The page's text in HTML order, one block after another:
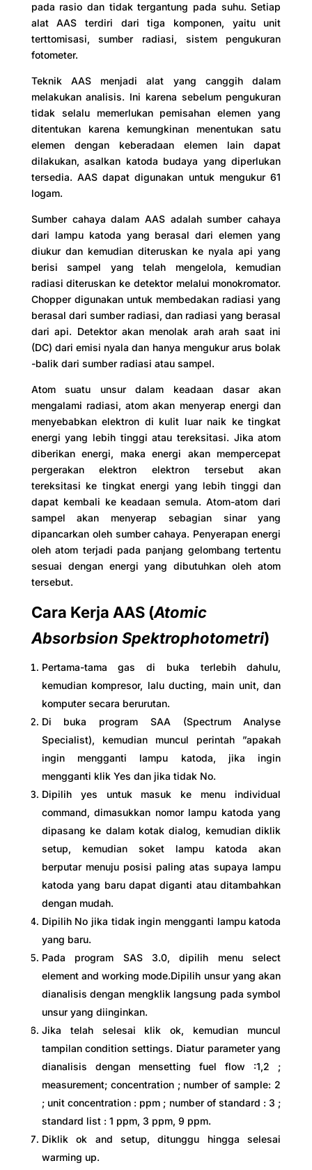
pada rasio dan tidak tergantung pada suhu. Setiap
alat AAS terdiri dari tiga komponen, yaitu unit
terttomisasi, sumber radiasi, sistem pengukuran
fotometer.
Teknik AAS menjadi alat yang canggih dalam
melakukan analisis. Ini karena sebelum pengukuran
tidak selalu memerlukan pemisahan elemen yang
ditentukan karena kemungkinan menentukan satu
elemen dengan keberadaan elemen lain dapat
dilakukan, asalkan katoda budaya yang diperlukan
tersedia. AAS dapat digunakan untuk mengukur 61
logam.
Sumber cahaya dalam AAS adalah sumber cahaya
dari lampu katoda yang berasal dari elemen yang
diukur dan kemudian diteruskan ke nyala api yang
berisi sampel yang telah mengelola, kemudian
radiasi diteruskan ke detektor melalui monokromator.
Chopper digunakan untuk membedakan radiasi yang
berasal dari sumber radiasi, dan radiasi yang berasal
dari api. Detektor akan menolak arah arah saat ini
(DC) dari emisi nyala dan hanya mengukur arus bolak
-balik dari sumber radiasi atau sampel.
Atom suatu unsur dalam keadaan dasar akan
mengalami radiasi, atom akan menyerap energi dan
menyebabkan elektron di kulit luar naik ke tingkat
energi yang lebih tinggi atau tereksitasi. Jika atom
diberikan energi, maka energi akan mempercepat
pergerakan elektron elektron tersebut akan
tereksitasi ke tingkat energi yang lebih tinggi dan
dapat kembali ke keadaan semula. Atom-atom dari
sampel akan menyerap sebagian sinar yang
dipancarkan oleh sumber cahaya. Penyerapan energi
oleh atom terjadi pada panjang gelombang tertentu
sesuai dengan energi yang dibutuhkan oleh atom
tersebut.
Cara Kerja AAS (Atomic
Absorbsion Spektrophotometri)
Pertama-tama gas di buka terlebih dahulu,
kemudian kompresor, lalu ducting, main unit, dan
komputer secara berurutan.
Di buka program SAA (Spectrum Analyse
Specialist), kemudian muncul perintah ”apakah
ingin mengganti lampu katoda, jika ingin
mengganti klik Yes dan jika tidak No.
Dipilih yes untuk masuk ke menu individual
command, dimasukkan nomor lampu katoda yang
dipasang ke dalam kotak dialog, kemudian diklik
setup, kemudian soket lampu katoda akan
berputar menuju posisi paling atas supaya lampu
katoda yang baru dapat diganti atau ditambahkan
dengan mudah.
Dipilih No jika tidak ingin mengganti lampu katoda
yang baru.
Pada program SAS 3.0, dipilih menu select
element and working mode.Dipilih unsur yang akan
dianalisis dengan mengklik langsung pada symbol
unsur yang diinginkan.
Jika telah selesai klik ok, kemudian muncul
tampilan condition settings. Diatur parameter yang
dianalisis dengan mensetting fuel flow :1,2 ;
measurement; concentration ; number of sample: 2
; unit concentration : ppm ; number of standard : 3 ;
standard list : 1 ppm, 3 ppm, 9 ppm.
Diklik ok and setup, ditunggu hingga selesai
warming up.